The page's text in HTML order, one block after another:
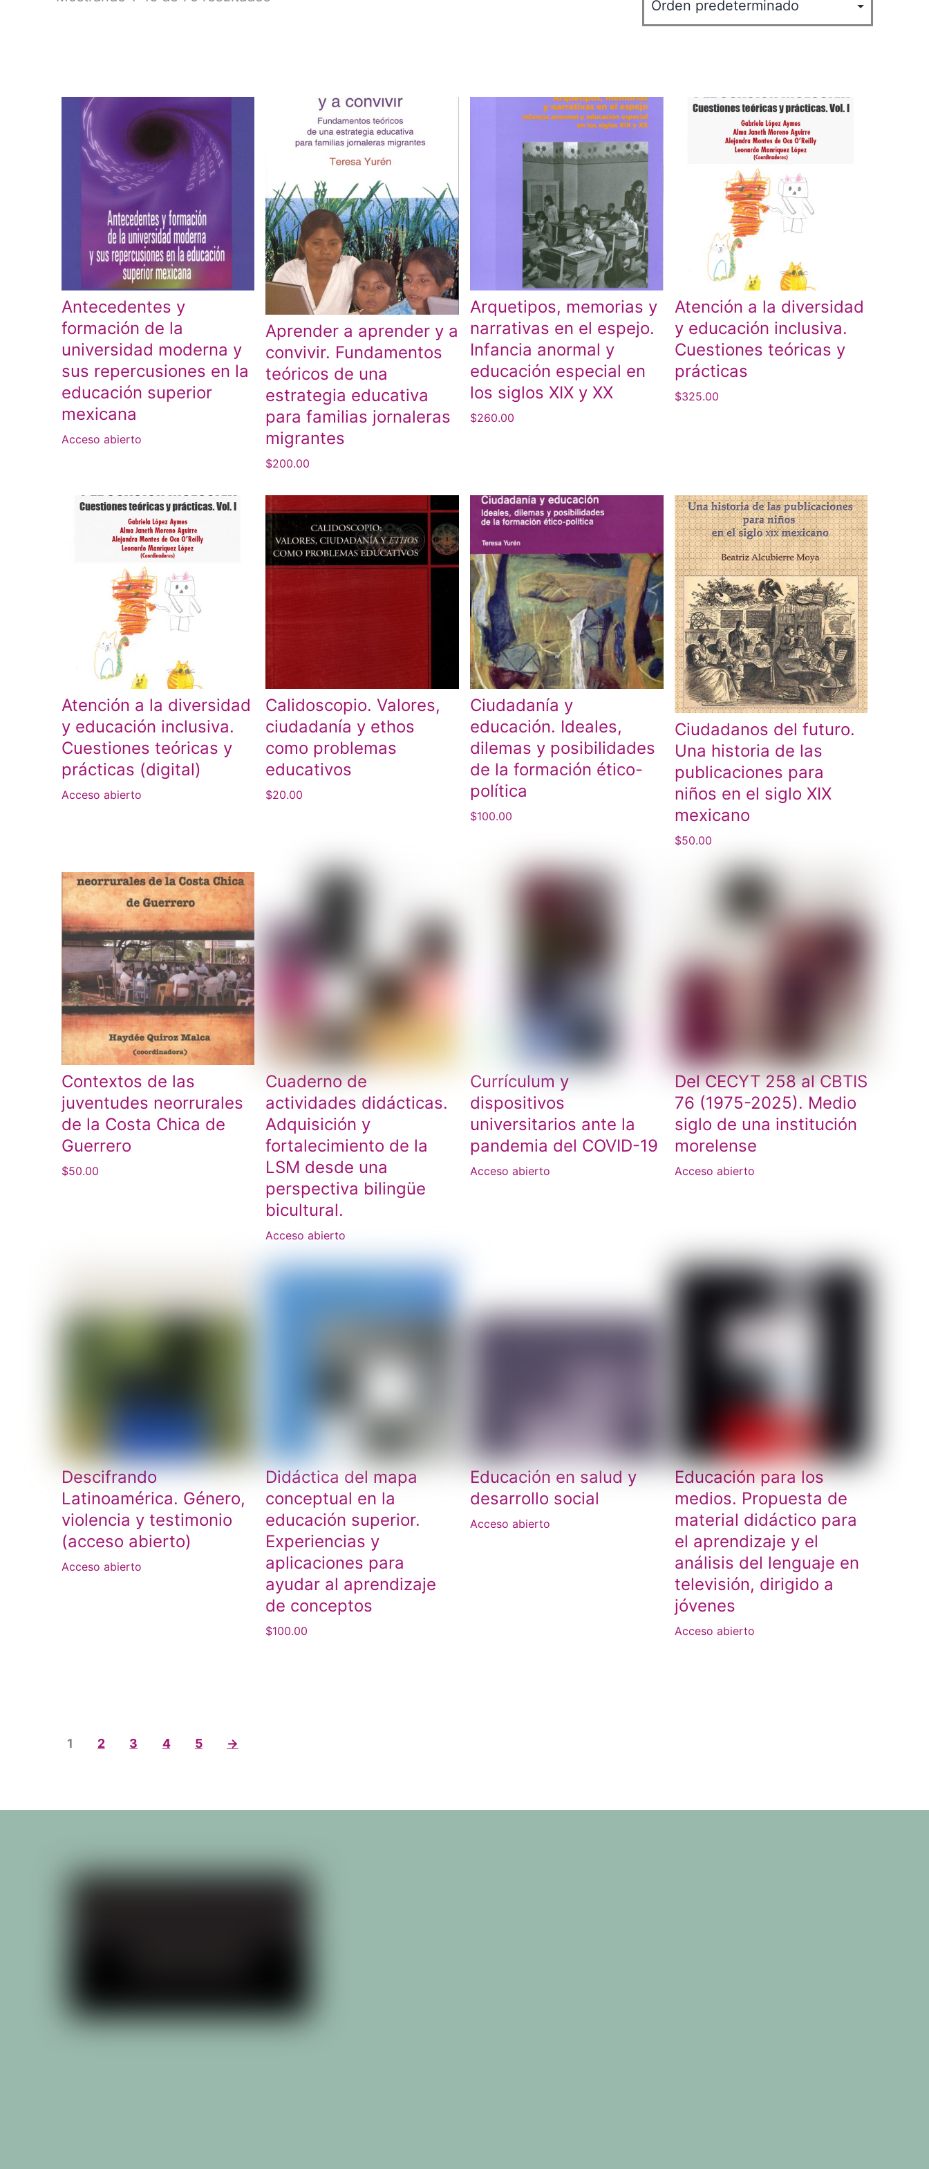
Antecedentes y
formación de la
universidad moderna y
sus repercusiones en la
educación superior
mexicana
Acceso abierto
Aprender a aprender y a
convivir. Fundamentos
teóricos de una
estrategia educativa
para familias jornaleras
migrantes
$200.00
Arquetipos, memorias y
narrativas en el espejo.
Infancia anormal y
educación especial en
los siglos XIX y XX
$260.00
Atención a la diversidad
y educación inclusiva.
Cuestiones teóricas y
prácticas
$325.00
Atención a la diversidad
y educación inclusiva.
Cuestiones teóricas y
prácticas (digital)
Acceso abierto
Calidoscopio. Valores,
ciudadanía y ethos
como problemas
educativos
$20.00
Ciudadanía y
educación. Ideales,
dilemas y posibilidades
de la formación ético-
política
$100.00
Ciudadanos del futuro.
Una historia de las
publicaciones para
niños en el siglo XIX
mexicano
$50.00
Contextos de las
juventudes neorrurales
de la Costa Chica de
Guerrero
$50.00
Cuaderno de
actividades didácticas.
Adquisición y
fortalecimiento de la
LSM desde una
perspectiva bilingüe
bicultural.
Acceso abierto
Currículum y
dispositivos
universitarios ante la
pandemia del COVID-19
Acceso abierto
Del CECYT 258 al CBTIS
76 (1975-2025). Medio
siglo de una institución
morelense
Acceso abierto
Descifrando
Latinoamérica. Género,
violencia y testimonio
(acceso abierto)
Acceso abierto
Didáctica del mapa
conceptual en la
educación superior.
Experiencias y
aplicaciones para
ayudar al aprendizaje
de conceptos
$100.00
Educación en salud y
desarrollo social
Acceso abierto
Educación para los
medios. Propuesta de
material didáctico para
el aprendizaje y el
análisis del lenguaje en
televisión, dirigido a
jóvenes
Acceso abierto
1 2 3 4 5 →